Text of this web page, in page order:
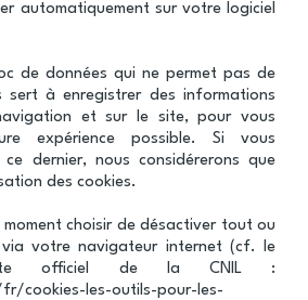
automatiquement sur votre logiciel
de données qui ne permet pas de
sert à enregistrer des informations
et sur le site, pour vous
expérience possible. Si vous
dernier, nous considérerons que
des cookies.
choisir de désactiver tout ou
votre navigateur internet (cf. le
officiel de la CNIL :
cookies-les-outils-pour-les-